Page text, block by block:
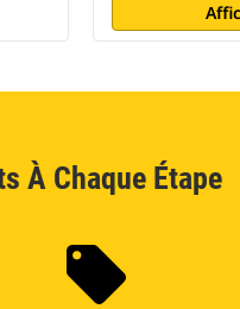
À Chaque Étape